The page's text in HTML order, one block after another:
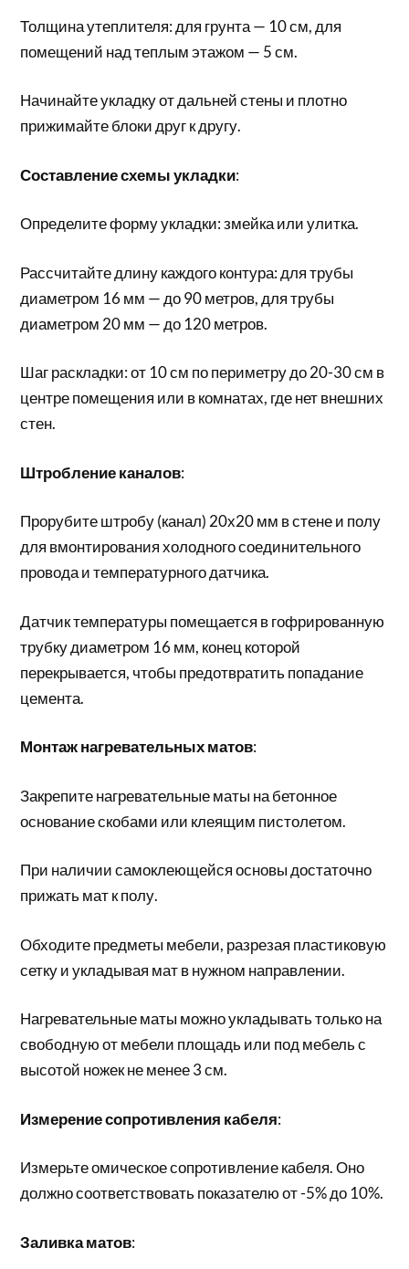
Толщина утеплителя: для грунта — 10 см, для
помещений над теплым этажом — 5 см.
Начинайте укладку от дальней стены и плотно
прижимайте блоки друг к другу.
Составление схемы укладки:
Определите форму укладки: змейка или улитка.
Рассчитайте длину каждого контура: для трубы
диаметром 16 мм — до 90 метров, для трубы
диаметром 20 мм — до 120 метров.
Шаг раскладки: от 10 см по периметру до 20-30 см в
центре помещения или в комнатах, где нет внешних
стен.
Штробление каналов:
Прорубите штробу (канал) 20х20 мм в стене и полу
для вмонтирования холодного соединительного
провода и температурного датчика.
Датчик температуры помещается в гофрированную
трубку диаметром 16 мм, конец которой
перекрывается, чтобы предотвратить попадание
цемента.
Монтаж нагревательных матов:
Закрепите нагревательные маты на бетонное
основание скобами или клеящим пистолетом.
При наличии самоклеющейся основы достаточно
прижать мат к полу.
Обходите предметы мебели, разрезая пластиковую
сетку и укладывая мат в нужном направлении.
Нагревательные маты можно укладывать только на
свободную от мебели площадь или под мебель с
высотой ножек не менее 3 см.
Измерение сопротивления кабеля:
Измерьте омическое сопротивление кабеля. Оно
должно соответствовать показателю от -5% до 10%.
Заливка матов: